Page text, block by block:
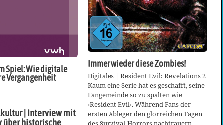
Spiel: Wie digitale
Vergangenheit
| Interview mit
über historische
Immer wieder diese Zombies!
Digitales | Resident Evil: Revelations 2
Kaum eine Serie hat es geschafft, seine
Fangemeinde so zu spalten wie
›Resident Evil‹. Während Fans der
ersten Ableger den glorreichen Tagen
des Survival-Horrors nachtrauern,